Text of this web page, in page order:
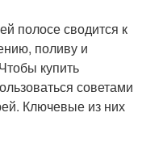
полосе сводится к
поливу и
купить
советами
Ключевые из них